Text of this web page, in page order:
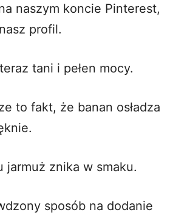
naszym koncie Pinterest,
nasz profil.
tani i pełen mocy.
to fakt, że banan osładza
jarmuż znika w smaku.
sposób na dodanie